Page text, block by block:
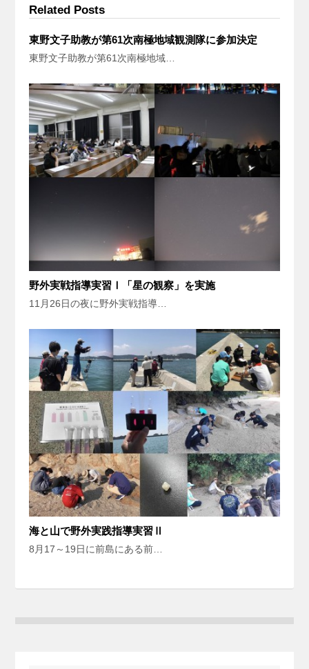
Related Posts
東野文子助教が第61次南極地域観測隊に参加決定
東野文子助教が第61次南極地域…
野外実戦指導実習Ⅰ「星の観察」を実施
11月26日の夜に野外実戦指導…
海と山で野外実践指導実習Ⅱ
8月17～19日に前島にある前…